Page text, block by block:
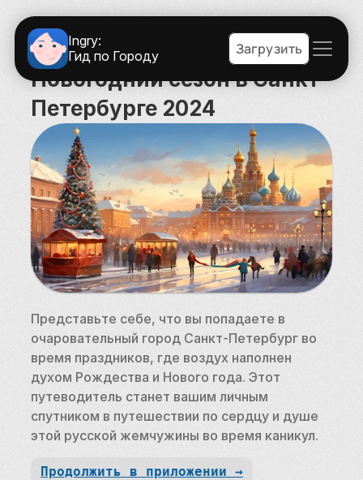
Ingry:
Гид по Городу
Загрузить
Новогодний сезон в Санкт
Петербурге 2024
Представьте себе, что вы попадаете в
очаровательный город Санкт-Петербург во
время праздников, где воздух наполнен
духом Рождества и Нового года. Этот
путеводитель станет вашим личным
спутником в путешествии по сердцу и душе
этой русской жемчужины во время каникул.
Продолжить в приложении →